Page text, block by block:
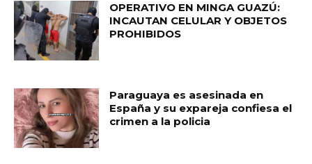
OPERATIVO EN MINGA GUAZÚ:
INCAUTAN CELULAR Y OBJETOS
PROHIBIDOS
Paraguaya es asesinada en
España y su expareja confiesa el
crimen a la policia